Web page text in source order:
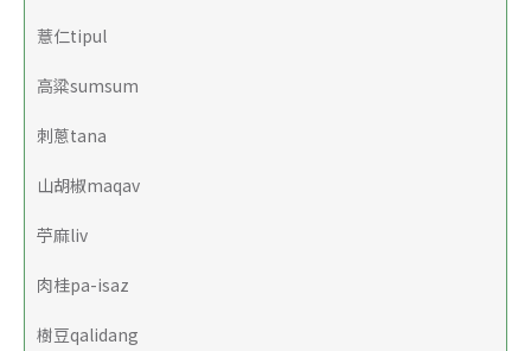
薏仁tipul
高粱sumsum
刺蔥tana
山胡椒maqav
苧麻liv
肉桂pa-isaz
樹豆qalidang